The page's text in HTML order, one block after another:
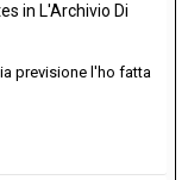
in L'Archivio Di
previsione l'ho fatta